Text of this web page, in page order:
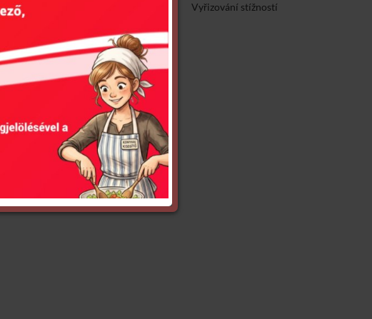
Kötelező közzététel Vyřizování stížností